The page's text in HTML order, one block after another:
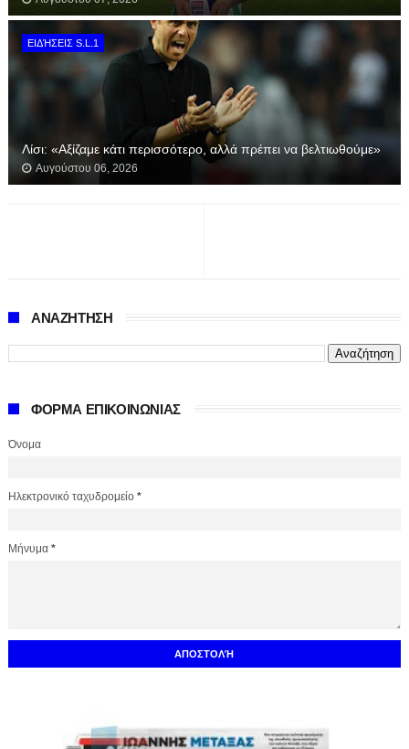
ΕΙΔΉΣΕΙΣ S.L.1
Λίσι: «Αξίζαμε κάτι περισσότερο, αλλά πρέπει να βελτιωθούμε»
Αυγούστου 06, 2026
ΑΝΑΖΗΤΗΣΗ
ΦΟΡΜΑ ΕΠΙΚΟΙΝΩΝΙΑΣ
Όνομα
Ηλεκτρονικό ταχυδρομείο *
Μήνυμα *